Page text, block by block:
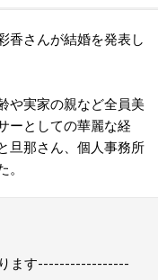
香さんが結婚を発表し
や実家の親など全員美
ーとしての華麗な経
旦那さん、個人事務所
ます-----------------